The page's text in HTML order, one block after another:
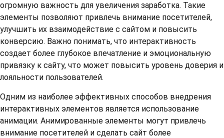
огромную важность для увеличения заработка. Такие
элементы позволяют привлечь внимание посетителей,
улучшить их взаимодействие с сайтом и повысить
конверсию. Важно понимать, что интерактивность
создает более глубокое впечатление и эмоциональную
привязку к сайту, что может повысить уровень доверия и
лояльности пользователей.
Одним из наиболее эффективных способов внедрения
интерактивных элементов является использование
анимации. Анимированные элементы могут привлечь
внимание посетителей и сделать сайт более